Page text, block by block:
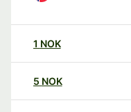
1 NOK
5 NOK